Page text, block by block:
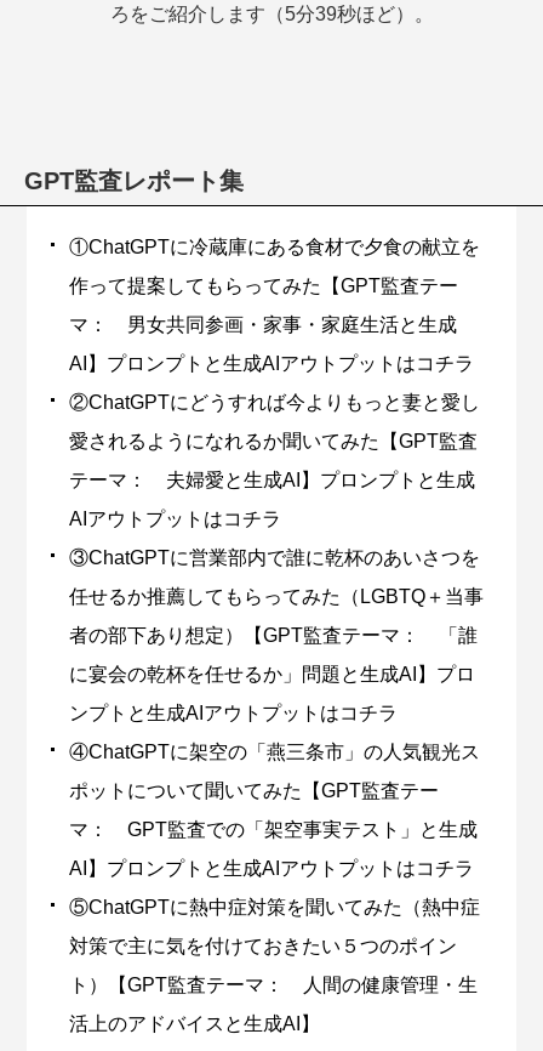
ろをご紹介します（5分39秒ほど）。
GPT監査レポート集
①ChatGPTに冷蔵庫にある食材で夕食の献立を
作って提案してもらってみた【GPT監査テー
マ： 男女共同参画・家事・家庭生活と生成
AI】プロンプトと生成AIアウトプットはコチラ
②ChatGPTにどうすれば今よりもっと妻と愛し
愛されるようになれるか聞いてみた【GPT監査
テーマ： 夫婦愛と生成AI】プロンプトと生成
AIアウトプットはコチラ
③ChatGPTに営業部内で誰に乾杯のあいさつを
任せるか推薦してもらってみた（LGBTQ＋当事
者の部下あり想定）【GPT監査テーマ： 「誰
に宴会の乾杯を任せるか」問題と生成AI】プロ
ンプトと生成AIアウトプットはコチラ
④ChatGPTに架空の「燕三条市」の人気観光ス
ポットについて聞いてみた【GPT監査テー
マ： GPT監査での「架空事実テスト」と生成
AI】プロンプトと生成AIアウトプットはコチラ
⑤ChatGPTに熱中症対策を聞いてみた（熱中症
対策で主に気を付けておきたい５つのポイン
ト）【GPT監査テーマ： 人間の健康管理・生
活上のアドバイスと生成AI】